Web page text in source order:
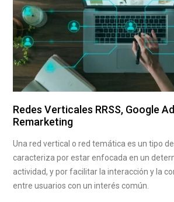
Redes Verticales RRSS, Google
Remarketing
Una red vertical o red temática es un tipo
caracteriza por estar enfocada en un
actividad, y por facilitar la interacción y la
entre usuarios con un interés común.